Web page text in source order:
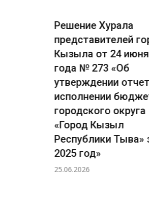
Решение Хурала
представителей
Кызыла от 24 июня
года № 273 «Об
утверждении
исполнении
городского округа
«Город Кызыл
Республики Тыва»
2025 год»
25.06.2026